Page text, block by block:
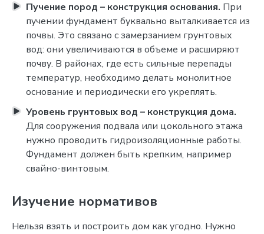
Пучение пород – конструкция основания. При
пучении фундамент буквально выталкивается из
почвы. Это связано с замерзанием грунтовых
вод: они увеличиваются в объеме и расширяют
почву. В районах, где есть сильные перепады
температур, необходимо делать монолитное
основание и периодически его укреплять.
Уровень грунтовых вод – конструкция дома.
Для сооружения подвала или цокольного этажа
нужно проводить гидроизоляционные работы.
Фундамент должен быть крепким, например
свайно-винтовым.
Изучение нормативов
Нельзя взять и построить дом как угодно. Нужно